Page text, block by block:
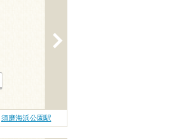
須磨海浜公園駅